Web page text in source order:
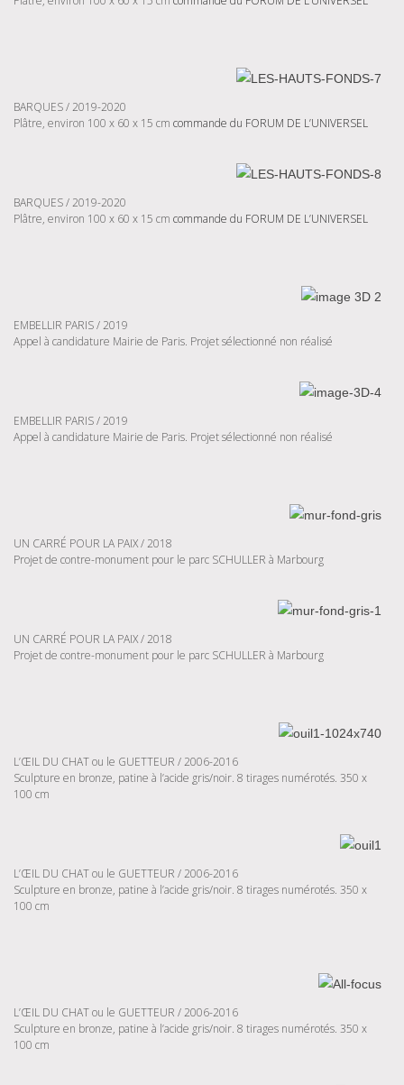
BARQUES / 2019-2020
Plâtre, environ 100 x 60 x 15 cm commande du FORUM DE L’UNIVERSEL
BARQUES / 2019-2020
Plâtre, environ 100 x 60 x 15 cm commande du FORUM DE L’UNIVERSEL
EMBELLIR PARIS / 2019
Appel à candidature Mairie de Paris. Projet sélectionné non réalisé
EMBELLIR PARIS / 2019
Appel à candidature Mairie de Paris. Projet sélectionné non réalisé
UN CARRÉ POUR LA PAIX / 2018
Projet de contre-monument pour le parc SCHULLER à Marbourg
UN CARRÉ POUR LA PAIX / 2018
Projet de contre-monument pour le parc SCHULLER à Marbourg
L’ŒIL DU CHAT ou le GUETTEUR / 2006-2016
Sculpture en bronze, patine à l’acide gris/noir. 8 tirages numérotés. 350 x
100 cm
L’ŒIL DU CHAT ou le GUETTEUR / 2006-2016
Sculpture en bronze, patine à l’acide gris/noir. 8 tirages numérotés. 350 x
100 cm
L’ŒIL DU CHAT ou le GUETTEUR / 2006-2016
Sculpture en bronze, patine à l’acide gris/noir. 8 tirages numérotés. 350 x
100 cm